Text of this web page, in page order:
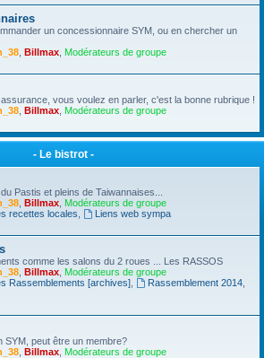
un concessionnaire SYM, ou en chercher un
Billmax Modérateurs de groupe
vous voulez en parler, c'est la bonne rubrique !
Billmax Modérateurs de groupe
- Le bistrot -
Pastis et pleins de Taiwannaises...
Billmax Modérateurs de groupe
recettes locales
Liens web sympa
comme les salons du 2 roues ... Les RASSOS
Billmax Modérateurs de groupe
Rassemblements [archives], Rassemblement 2014,
SYM, peut être un membre?
Billmax Modérateurs de groupe